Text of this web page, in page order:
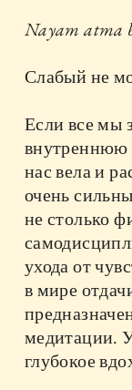
Nayam atma
Слабый не
Если все мы
внутреннюю
нас вела и
очень
не столько
ухода от
в мире
медитации.
глубокое